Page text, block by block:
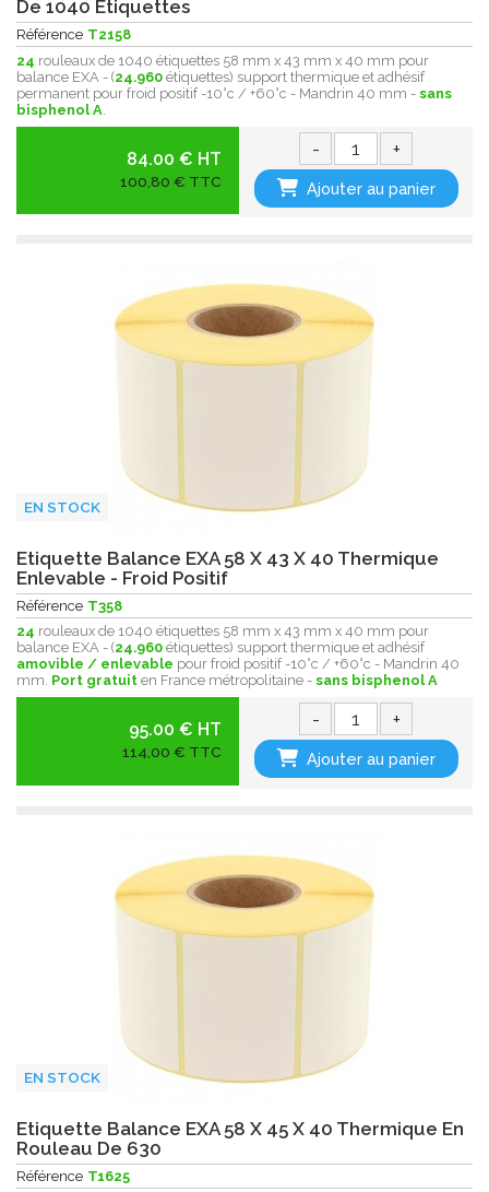
De 1040 Étiquettes
Référence T2158
24 rouleaux de 1040 étiquettes 58 mm x 43 mm x 40 mm pour
balance EXA - (24.960 étiquettes) support thermique et adhésif
permanent pour froid positif -10°c / +60°c - Mandrin 40 mm - sans
bisphenol A.
84.00 € HT
100,80 € TTC
- +
Ajouter au panier
EN STOCK
Etiquette Balance EXA 58 X 43 X 40 Thermique
Enlevable - Froid Positif
Référence T358
24 rouleaux de 1040 étiquettes 58 mm x 43 mm x 40 mm pour
balance EXA - (24.960 étiquettes) support thermique et adhésif
amovible / enlevable pour froid positif -10°c / +60°c - Mandrin 40
mm. Port gratuit en France métropolitaine - sans bisphenol A
95.00 € HT
114,00 € TTC
- +
Ajouter au panier
EN STOCK
Etiquette Balance EXA 58 X 45 X 40 Thermique En
Rouleau De 630
Référence T1625